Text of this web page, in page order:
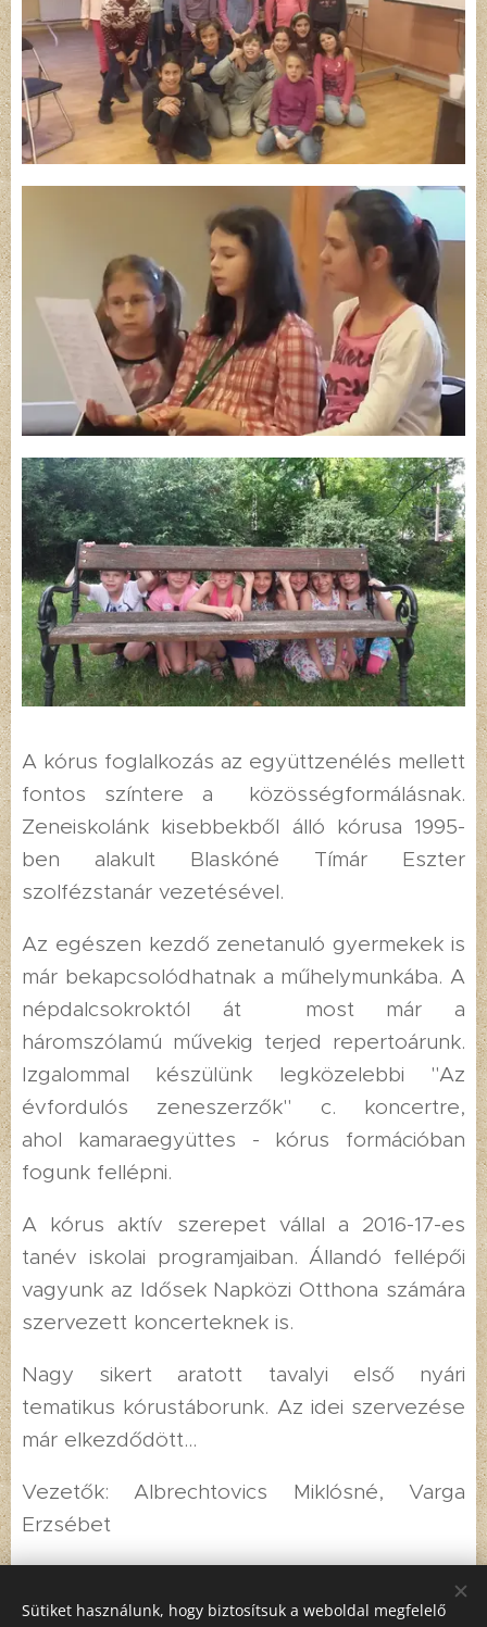
A kórus foglalkozás az együttzenélés mellett
fontos színtere a közösségformálásnak.
Zeneiskolánk kisebbekből álló kórusa 1995-
ben alakult Blaskóné Tímár Eszter
szolfézstanár vezetésével.
Az egészen kezdő zenetanuló gyermekek is
már bekapcsolódhatnak a műhelymunkába. A
népdalcsokroktól át most már a
háromszólamú művekig terjed repertoárunk.
Izgalommal készülünk legközelebbi "Az
évfordulós zeneszerzők" c. koncertre,
ahol kamaraegyüttes - kórus formációban
fogunk fellépni.
A kórus aktív szerepet vállal a 2016-17-es
tanév iskolai programjaiban. Állandó fellépői
vagyunk az Idősek Napközi Otthona számára
szervezett koncerteknek is.
Nagy sikert aratott tavalyi első nyári
tematikus kórustáborunk. Az idei szervezése
már elkezdődött...
Vezetők: Albrechtovics Miklósné, Varga
Erzsébet
Sütiket használunk, hogy biztosítsuk a weboldal megfelelő